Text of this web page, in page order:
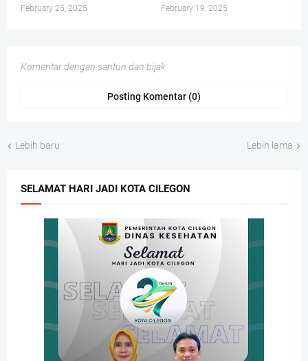
February 25, 2025 February 19, 2025
Komentar dengan santun dan bijak
Posting Komentar (0)
Lebih baru Lebih lama
SELAMAT HARI JADI KOTA CILEGON